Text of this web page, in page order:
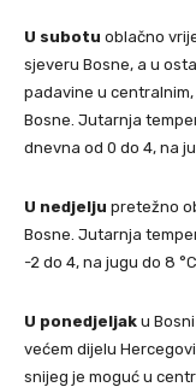
U subotu oblačno
sjeveru Bosne, a u
padavine u
Bosne. Jutarnja
dnevna od 0 do 4, na
U nedjelju pretežno
Bosne. Jutarnja
-2 do 4, na jugu do 8 °C.
U ponedjeljak u
većem dijelu
snijeg je moguć u